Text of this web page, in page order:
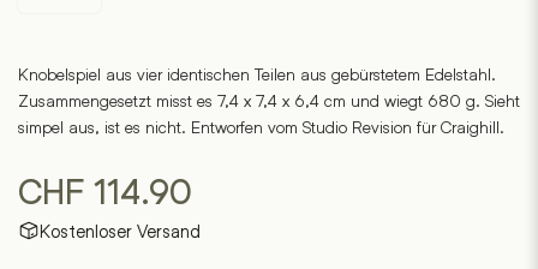
Knobelspiel aus vier identischen Teilen aus gebürstetem Edelstahl.
Zusammengesetzt misst es 7,4 x 7,4 x 6,4 cm und wiegt 680 g. Sieht
simpel aus, ist es nicht. Entworfen vom Studio Revision für Craighill.
CHF 114.90
Kostenloser Versand